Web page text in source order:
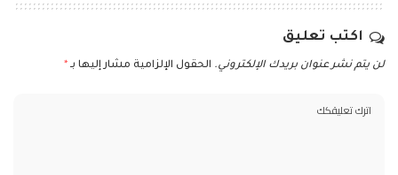
اكتب تعليق
لن يتم نشر عنوان بريدك الإلكتروني. الحقول الإلزامية مشار إليها بـ *